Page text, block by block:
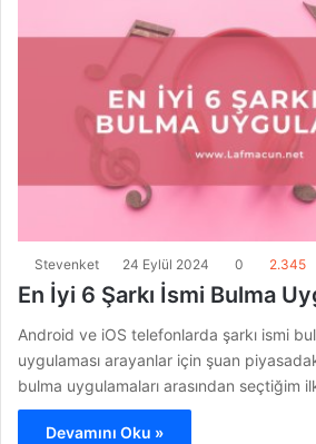
Stevenket 24 Eylül 2024 0 2.345
En İyi 6 Şarkı İsmi Bulma
Android ve iOS telefonlarda şarkı ismi
uygulaması arayanlar için şuan
bulma uygulamaları arasından seçtiğim
Devamını Oku »